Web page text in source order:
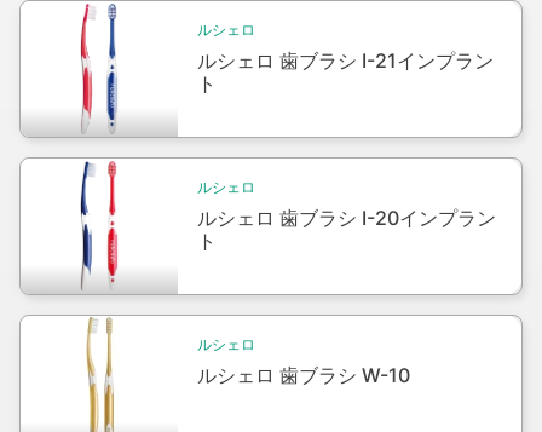
Packshot
ルシェロ
ルシェロ 歯ブラシ I-21インプラン
ト
Packshot
ルシェロ
ルシェロ 歯ブラシ I-20インプラン
ト
Packshot
ルシェロ
ルシェロ 歯ブラシ W-10